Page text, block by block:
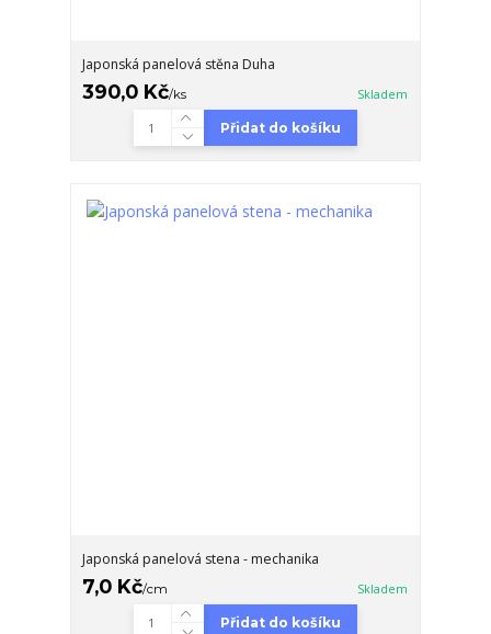
Japonská panelová stěna Duha
390,0 Kč/ks Skladem
Přidat do košíku
Japonská panelová stena - mechanika
7,0 Kč/cm Skladem
Přidat do košíku